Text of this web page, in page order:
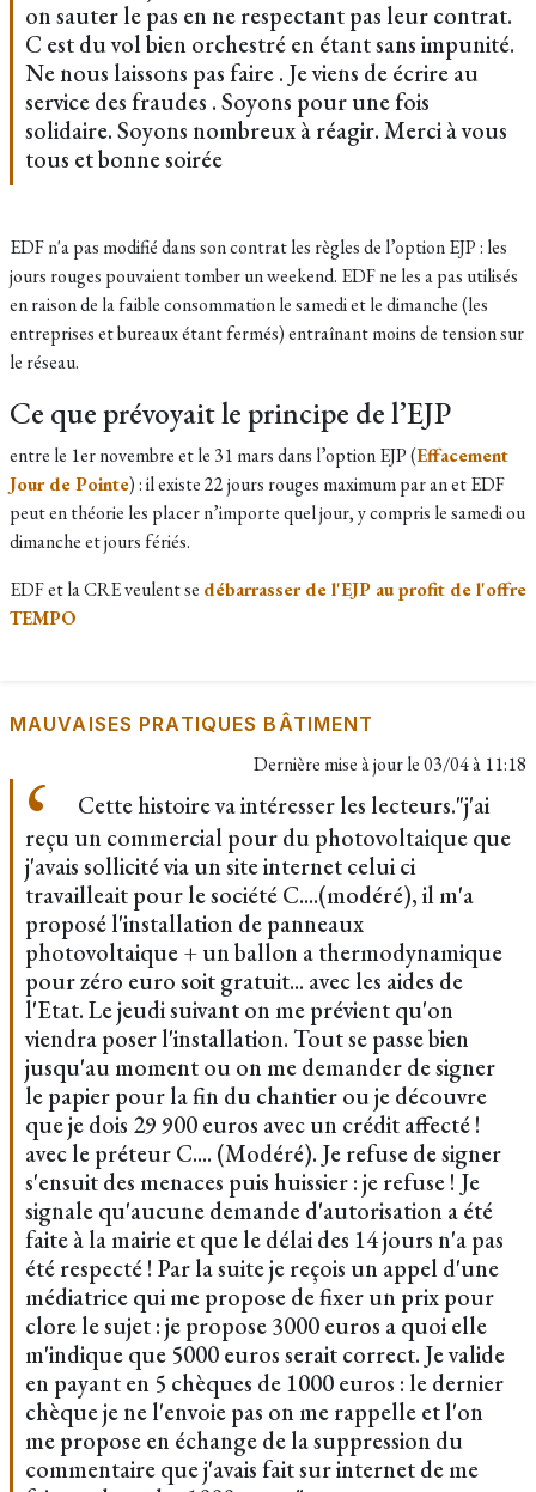
on sauter le pas en ne respectant pas leur contrat.
C est du vol bien orchestré en étant sans impunité.
Ne nous laissons pas faire . Je viens de écrire au
service des fraudes . Soyons pour une fois
solidaire. Soyons nombreux à réagir. Merci à vous
tous et bonne soirée
EDF n'a pas modifié dans son contrat les règles de l’option EJP : les
jours rouges pouvaient tomber un weekend. EDF ne les a pas utilisés
en raison de la faible consommation le samedi et le dimanche (les
entreprises et bureaux étant fermés) entraînant moins de tension sur
le réseau.
Ce que prévoyait le principe de l’EJP
entre le 1er novembre et le 31 mars dans l’option EJP (Effacement
Jour de Pointe) : il existe 22 jours rouges maximum par an et EDF
peut en théorie les placer n’importe quel jour, y compris le samedi ou
dimanche et jours fériés.
EDF et la CRE veulent se débarrasser de l'EJP au profit de l'offre
TEMPO
MAUVAISES PRATIQUES BÂTIMENT
Dernière mise à jour le03/04 à 11:18
Cette histoire va intéresser les lecteurs."j'ai
reçu un commercial pour du photovoltaique que
j'avais sollicité via un site internet celui ci
travailleait pour le société C....(modéré), il m'a
proposé l'installation de panneaux
photovoltaique + un ballon a thermodynamique
pour zéro euro soit gratuit... avec les aides de
l'Etat. Le jeudi suivant on me prévient qu'on
viendra poser l'installation. Tout se passe bien
jusqu'au moment ou on me demander de signer
le papier pour la fin du chantier ou je découvre
que je dois 29 900 euros avec un crédit affecté !
avec le préteur C.... (Modéré). Je refuse de signer
s'ensuit des menaces puis huissier : je refuse ! Je
signale qu'aucune demande d'autorisation a été
faite à la mairie et que le délai des 14 jours n'a pas
été respecté ! Par la suite je reçois un appel d'une
médiatrice qui me propose de fixer un prix pour
clore le sujet : je propose 3000 euros a quoi elle
m'indique que 5000 euros serait correct. Je valide
en payant en 5 chèques de 1000 euros : le dernier
chèque je ne l'envoie pas on me rappelle et l'on
me propose en échange de la suppression du
commentaire que j'avais fait sur internet de me